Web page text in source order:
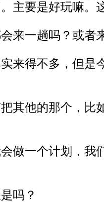
主要是好玩嘛。
一趟吗？或者
得不多，但是
他的那个，比
一个计划，我
吗？